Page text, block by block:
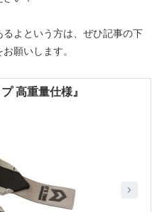
よという方は、ぜひ記事の下
願いします。
高重量仕様』